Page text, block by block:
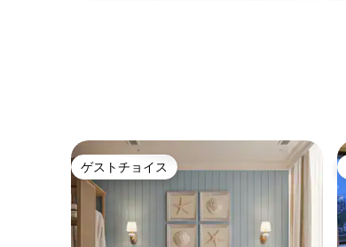
ゲストチョイス
ゲストチョイス